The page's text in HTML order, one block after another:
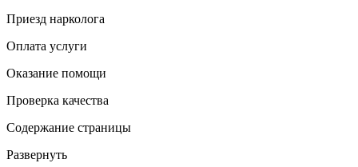
Приезд нарколога
Оплата услуги
Оказание помощи
Проверка качества
Содержание страницы
Развернуть